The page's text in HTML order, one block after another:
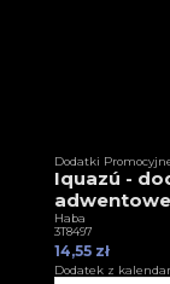
Dodatki
Iquazú -
Haba
3T8497
14,55 zł
Dodatek z